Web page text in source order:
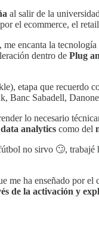
al salir de la
el ecommerce, el
encanta la
dentro de Plug
etapa que recuerdo
Banc Sabadell,
lo necesario
data analytics como del
no sirvo 🙄,
me ha enseñado por
de la activación y